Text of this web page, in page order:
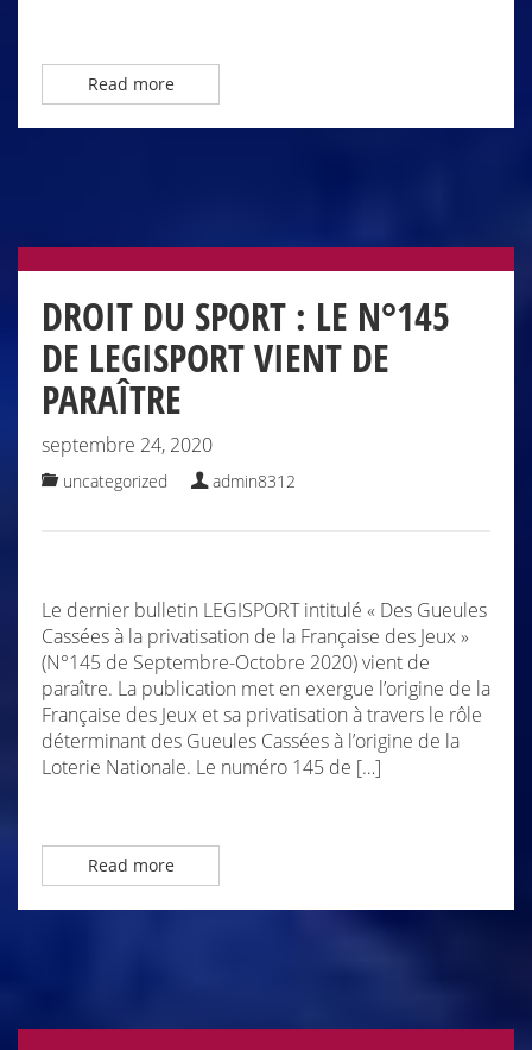
Read more
DROIT DU SPORT : LE N°145
DE LEGISPORT VIENT DE
PARAÎTRE
septembre 24, 2020
uncategorized admin8312
Le dernier bulletin LEGISPORT intitulé « Des Gueules
Cassées à la privatisation de la Française des Jeux »
(N°145 de Septembre-Octobre 2020) vient de
paraître. La publication met en exergue l’origine de la
Française des Jeux et sa privatisation à travers le rôle
déterminant des Gueules Cassées à l’origine de la
Loterie Nationale. Le numéro 145 de […]
Read more